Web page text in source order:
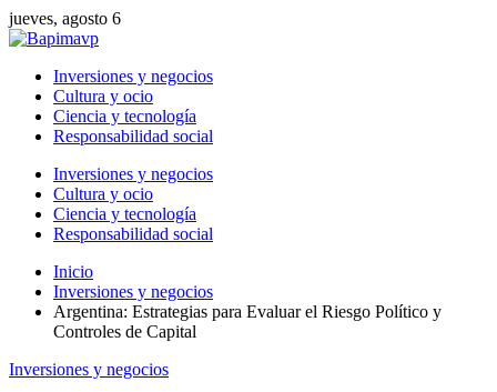
jueves, agosto 6
Inversiones y negocios
Cultura y ocio
Ciencia y tecnología
Responsabilidad social
Inversiones y negocios
Cultura y ocio
Ciencia y tecnología
Responsabilidad social
Inicio
Inversiones y negocios
Argentina: Estrategias para Evaluar el Riesgo Político y
Controles de Capital
Inversiones y negocios